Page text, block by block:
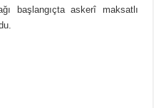
başlangıçta askerî maksatlı